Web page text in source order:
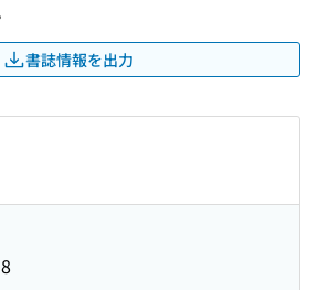
書誌情報を出力